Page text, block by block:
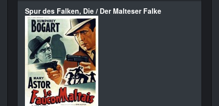
Spur des Falken, Die / Der Malteser Falke